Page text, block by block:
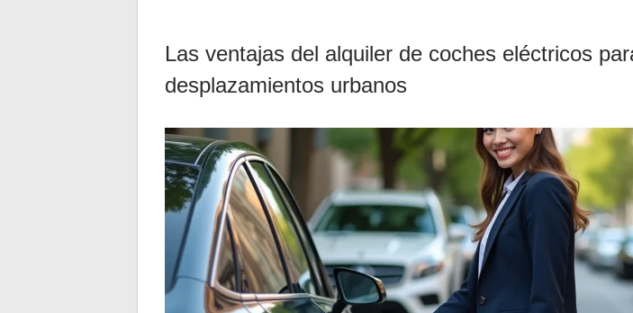
Las ventajas del alquiler de coches eléctricos
desplazamientos urbanos